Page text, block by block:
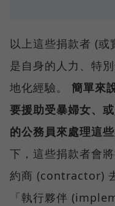
以上這些捐款者 (或
是自身的人力、特
地化經驗。 簡單來
要援助受暴婦女、
的公務員來處理這些
下，這些捐款者會
約商 (contractor)
「執行夥伴